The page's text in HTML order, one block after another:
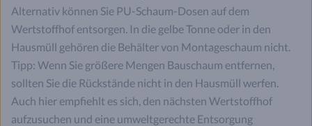
Alternativ können Sie PU-Schaum-Dosen auf dem
Wertstoffhof entsorgen. In die gelbe Tonne oder in den
Hausmüll gehören die Behälter von Montageschaum nicht.
Tipp: Wenn Sie größere Mengen Bauschaum entfernen,
sollten Sie die Rückstände nicht in den Hausmüll werfen.
Auch hier empfiehlt es sich, den nächsten Wertstoffhof
aufzusuchen und eine umweltgerechte Entsorgung